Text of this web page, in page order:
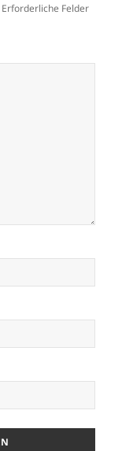
Erforderliche Felder